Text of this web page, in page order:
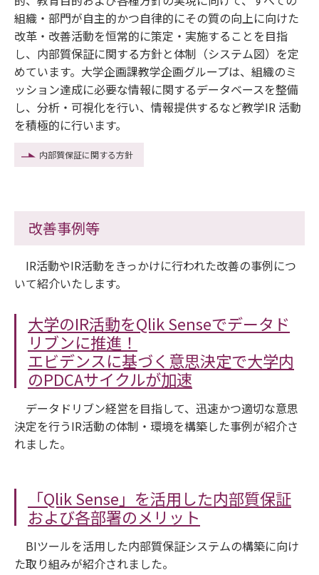
組織・部門が自主的かつ自律的にその質の向上に向けた
改革・改善活動を恒常的に策定・実施することを目指
し、内部質保証に関する方針と体制（システム図）を定
めています。大学企画課教学企画グループは、組織のミ
ッション達成に必要な情報に関するデータベースを整備
し、分析・可視化を行い、情報提供するなど教学IR 活動
を積極的に行います。
内部質保証に関する方針
改善事例等
IR活動やIR活動をきっかけに行われた改善の事例につ
いて紹介いたします。
大学のIR活動をQlik Senseでデータド
リブンに推進！
エビデンスに基づく意思決定で大学内
のPDCAサイクルが加速
データドリブン経営を目指して、迅速かつ適切な意思
決定を行うIR活動の体制・環境を構築した事例が紹介さ
れました。
「Qlik Sense」を活用した内部質保証
および各部署のメリット
BIツールを活用した内部質保証システムの構築に向け
た取り組みが紹介されました。